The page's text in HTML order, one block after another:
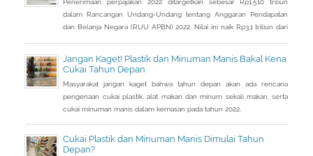
dalam Rancangan Undang-Undang tentang Anggaran Pendapatan
dan Belanja Negara (RUU APBN) 2022. Nilai ini naik Rp3,1 triliun dari
pada 16 Agustus 2021.
Jangan Kaget! Plastik dan Minuman Manis Bakal Kena
Cukai Tahun Depan
Masyarakat jangan kaget bahwa tahun depan akan ada rencana
pengenaan cukai plastik, alat makan dan minum sekali makan, serta
cukai minuman manis dalam kemasan pada tahun 2022.
Cukai Plastik dan Minuman Manis Dimulai Tahun
Depan?